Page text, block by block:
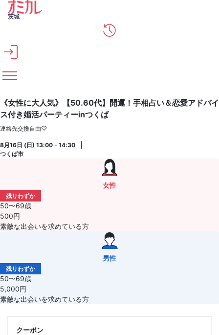
メインコンテンツへスキップ
茨城
《女性に大人気》【50.60代】開運！手相占い＆恋愛アドバイ
ス付き婚活パーティーinつくば
連絡先交換自由♡
8月16日 (日) 13:00 - 14:30
つくば市
女性
残りわずか
50〜69歳
500円
素敵な出会いを求めている方
男性
残りわずか
50〜69歳
5,000円
素敵な出会いを求めている方
クーポン